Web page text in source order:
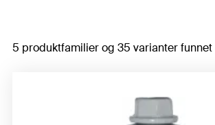
5 produktfamilier og 35 varianter funnet